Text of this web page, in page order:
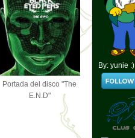
Portada del disco "The
E.N.D"
By: yunie :)